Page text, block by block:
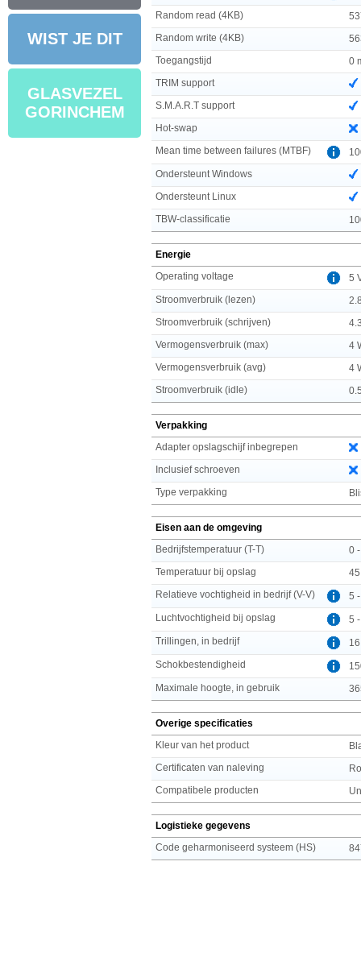
WIST JE DIT
GLASVEZEL
GORINCHEM
Random read (4KB)
Random write (4KB)
Toegangstijd
0
TRIM support
S.M.A.R.T support
Hot-swap
Mean time between failures (MTBF)
Ondersteunt Windows
Ondersteunt Linux
TBW-classificatie
Energie
Operating voltage
5
Stroomverbruik (lezen)
Stroomverbruik (schrijven)
Vermogensverbruik (max)
4
Vermogensverbruik (avg)
4
Stroomverbruik (idle)
Verpakking
Adapter opslagschijf inbegrepen
Inclusief schroeven
Type verpakking
Eisen aan de omgeving
Bedrijfstemperatuur (T-T)
0
Temperatuur bij opslag
Relatieve vochtigheid in bedrijf (V-V)
5
Luchtvochtigheid bij opslag
5
Trillingen, in bedrijf
Schokbestendigheid
Maximale hoogte, in gebruik
Overige specificaties
Kleur van het product
Certificaten van naleving
Compatibele producten
Logistieke gegevens
Code geharmoniseerd systeem (HS)